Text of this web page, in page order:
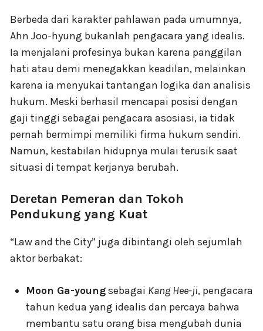
Berbeda dari karakter pahlawan pada umumnya,
Ahn Joo-hyung bukanlah pengacara yang idealis.
Ia menjalani profesinya bukan karena panggilan
hati atau demi menegakkan keadilan, melainkan
karena ia menyukai tantangan logika dan analisis
hukum. Meski berhasil mencapai posisi dengan
gaji tinggi sebagai pengacara asosiasi, ia tidak
pernah bermimpi memiliki firma hukum sendiri.
Namun, kestabilan hidupnya mulai terusik saat
situasi di tempat kerjanya berubah.
Deretan Pemeran dan Tokoh
Pendukung yang Kuat
“Law and the City” juga dibintangi oleh sejumlah
aktor berbakat:
Moon Ga-youngsebagai Kang Hee-ji, pengacara
tahun kedua yang idealis dan percaya bahwa
membantu satu orang bisa mengubah dunia